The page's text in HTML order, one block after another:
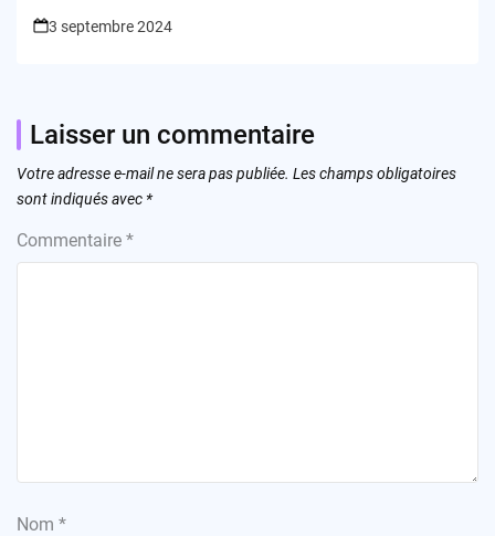
3 septembre 2024
Laisser un commentaire
Votre adresse e-mail ne sera pas publiée. Les champs obligatoires
sont indiqués avec *
Commentaire *
Nom *